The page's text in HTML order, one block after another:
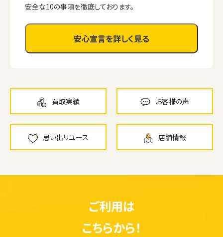
安全な10の事項を徹底しております。
安心宣言を詳しく見る
買取実績 お客様の声
思い出リユース 店舗情報
ご利用は
こちらから！